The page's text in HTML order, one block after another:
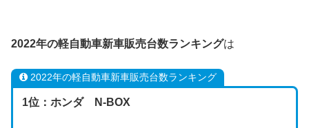
2022年の軽自動車新車販売台数ランキングは
2022年の軽自動車新車販売台数ランキング
1位：ホンダ N-BOX